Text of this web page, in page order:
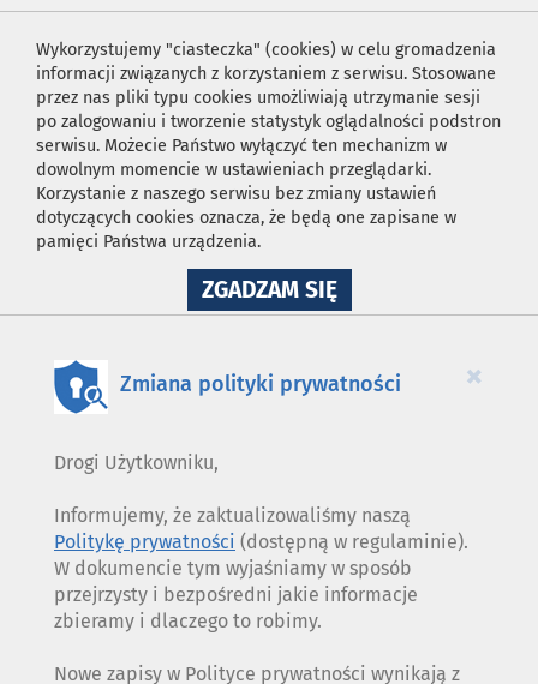
Wykorzystujemy "ciasteczka" (cookies) w celu gromadzenia
informacji związanych z korzystaniem z serwisu. Stosowane
przez nas pliki typu cookies umożliwiają utrzymanie sesji
po zalogowaniu i tworzenie statystyk oglądalności podstron
serwisu. Możecie Państwo wyłączyć ten mechanizm w
dowolnym momencie w ustawieniach przeglądarki.
Korzystanie z naszego serwisu bez zmiany ustawień
dotyczących cookies oznacza, że będą one zapisane w
pamięci Państwa urządzenia.
ZGADZAM SIĘNA
WYKORZYSTANIE
×
Zmiana polityki prywatności
Drogi Użytkowniku,
Informujemy, że zaktualizowaliśmy naszą
Politykę prywatności (dostępną w regulaminie).
W dokumencie tym wyjaśniamy w sposób
przejrzysty i bezpośredni jakie informacje
zbieramy i dlaczego to robimy.
Nowe zapisy w Polityce prywatności wynikają z